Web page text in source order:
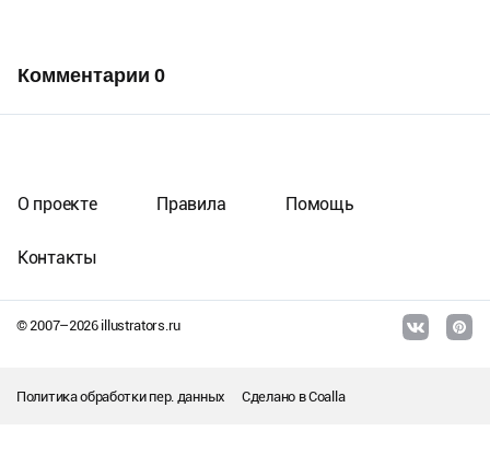
Комментарии 0
© 2007–2026illustrators.ru
О проекте Правила Помощь
Контакты
Политика обработки пер. данных Сделано вCoalla